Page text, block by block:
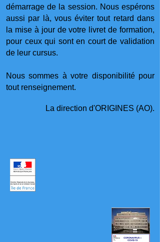
démarrage de la session. Nous espérons
aussi par là, vous éviter tout retard dans
la mise à jour de votre livret de formation,
pour ceux qui sont en court de validation
de leur cursus.
Nous sommes à votre disponibilité pour
tout renseignement.
La direction d'ORIGINES (AO).